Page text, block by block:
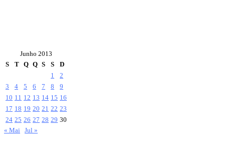
Junho 2013
S
T Q Q S S
D
1
2
3
4 5 6 7 8
9
10 11 12 13 14 15 16
17 18 19 20 21 22 23
24 25 26 27 28 29 30
« Mai Jul »